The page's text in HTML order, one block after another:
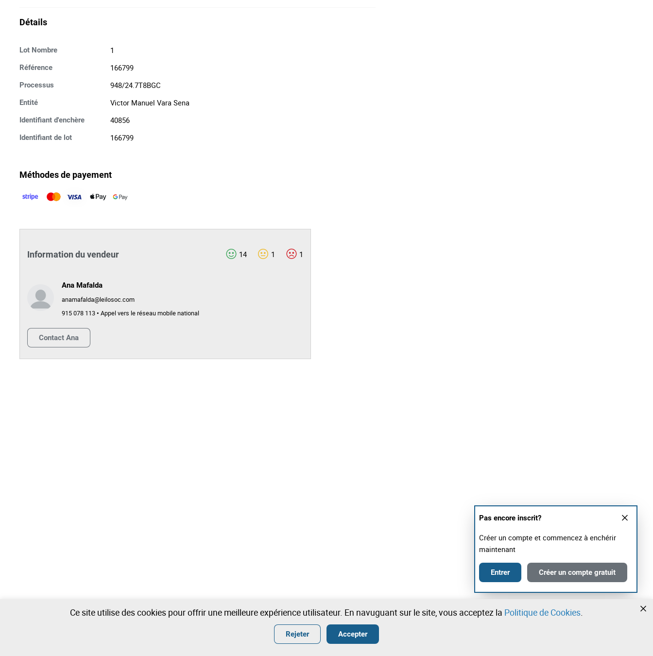
Détails
Lot Nombre 1
Référence 166799
Processus 948/24.7T8BGC
Entité Victor Manuel Vara Sena
Identifiant d'enchère 40856
Identifiant de lot 166799
Méthodes de payement
Information du vendeur 14 1 1
Ana Mafalda
anamafalda@leilosoc.com
915 078 113 • Appel vers le réseau mobile national
Contact Ana
Pas encore inscrit?
Créer un compte et commencez à enchérir
maintenant
Entrer Créer un compte gratuit
Ce site utilise des cookies pour offrir une meilleure expérience utilisateur. En navuguant sur le site, vous acceptez la Politique de Cookies.
Rejeter Accepter